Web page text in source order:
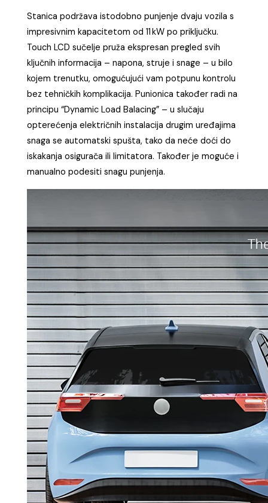
Stanica podržava istodobno punjenje dvaju vozila s
impresivnim kapacitetom od 11 kW po priključku.
Touch LCD sučelje pruža ekspresan pregled svih
ključnih informacija – napona, struje i snage – u bilo
kojem trenutku, omogućujući vam potpunu kontrolu
bez tehničkih komplikacija. Punionica također radi na
principu “Dynamic Load Balacing” – u slučaju
opterećenja električnih instalacija drugim uređajima
snaga se automatski spušta, tako da neće doći do
iskakanja osigurača ili limitatora. Također je moguće i
manualno podesiti snagu punjenja.